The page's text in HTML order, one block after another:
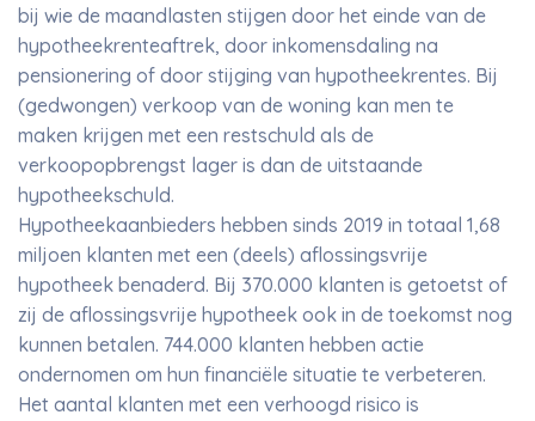
bij wie de maandlasten stijgen door het einde van de
hypotheekrenteaftrek, door inkomensdaling na
pensionering of door stijging van hypotheekrentes. Bij
(gedwongen) verkoop van de woning kan men te
maken krijgen met een restschuld als de
verkoopopbrengst lager is dan de uitstaande
hypotheekschuld.
Hypotheekaanbieders hebben sinds 2019 in totaal 1,68
miljoen klanten met een (deels) aflossingsvrije
hypotheek benaderd. Bij 370.000 klanten is getoetst of
zij de aflossingsvrije hypotheek ook in de toekomst nog
kunnen betalen. 744.000 klanten hebben actie
ondernomen om hun financiële situatie te verbeteren.
Het aantal klanten met een verhoogd risico is